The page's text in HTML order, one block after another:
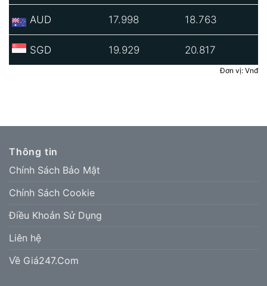
AUD 17.998 18.763
SGD 19.929 20.817
Đơn vị: Vnđ
Thông tin
Chính Sách Bảo Mật
Chính Sách Cookie
Điều Khoản Sử Dụng
Liên hệ
Về Giá247.Com